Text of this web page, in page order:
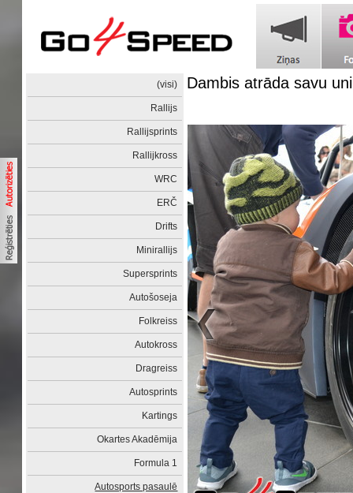
(visi)
Rallijs
Rallijsprints
Rallijkross
WRC
ERČ
Drifts
Minirallijs
Supersprints
Autošoseja
Folkreiss
Autokross
Dragreiss
Autosprints
Kartings
Okartes Akadēmija
Formula 1
Autosports pasaulē
Dambis atrāda savu